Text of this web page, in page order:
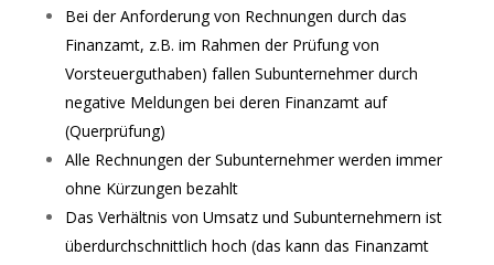
Bei der Anforderung von Rechnungen durch das
Finanzamt, z.B. im Rahmen der Prüfung von
Vorsteuerguthaben) fallen Subunternehmer durch
negative Meldungen bei deren Finanzamt auf
(Querprüfung)
Alle Rechnungen der Subunternehmer werden immer
ohne Kürzungen bezahlt
Das Verhältnis von Umsatz und Subunternehmern ist
überdurchschnittlich hoch (das kann das Finanzamt